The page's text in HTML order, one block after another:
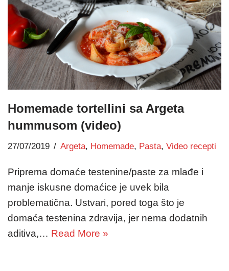
Homemade tortellini sa Argeta
hummusom (video)
27/07/2019 Argeta, Homemade, Pasta, Video recepti
Priprema domaće testenine/paste za mlađe i
manje iskusne domaćice je uvek bila
problematična. Ustvari, pored toga što je
domaća testenina zdravija, jer nema dodatnih
aditiva,… Read More »